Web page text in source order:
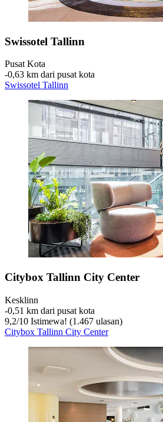
Swissotel Tallinn
Pusat Kota
‐0,63 km dari pusat kota
Swissotel Tallinn
Citybox Tallinn City Center
Kesklinn
‐0,51 km dari pusat kota
9,2/10 Istimewa! (1.467 ulasan)
Citybox Tallinn City Center